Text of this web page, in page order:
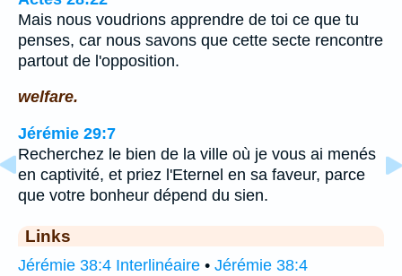
Mais nous voudrions apprendre de toi ce que tu
penses, car nous savons que cette secte rencontre
partout de l'opposition.
welfare.
Jérémie 29:7
Recherchez le bien de la ville où je vous ai menés
en captivité, et priez l'Eternel en sa faveur, parce
que votre bonheur dépend du sien.
Links
Jérémie 38:4 Interlinéaire • Jérémie 38:4